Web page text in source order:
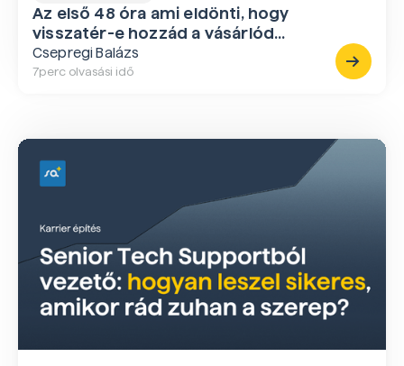
Az első 48 óra ami eldönti, hogy
visszatér-e hozzád a vásárlód...
Csepregi Balázs
7perc olvasási idő